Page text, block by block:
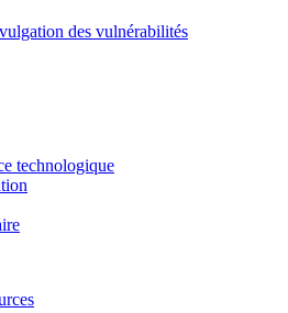
des vulnérabilités
technologique